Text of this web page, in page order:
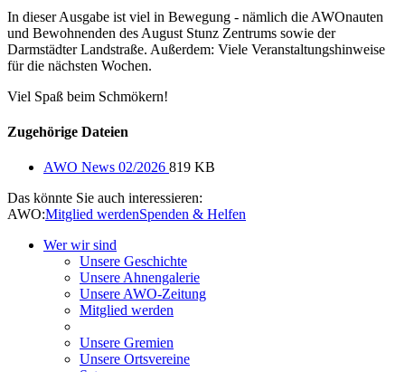
In dieser Ausgabe ist viel in Bewegung - nämlich die AWOnauten
und Bewohnenden des August Stunz Zentrums sowie der
Darmstädter Landstraße. Außerdem: Viele Veranstaltungshinweise
für die nächsten Wochen.
Viel Spaß beim Schmökern!
Zugehörige Dateien
AWO News 02/2026 819 KB
Das könnte Sie auch interessieren:
AWO:Mitglied werdenSpenden & Helfen
Wer wir sind
Unsere Geschichte
Unsere Ahnengalerie
Unsere AWO-Zeitung
Mitglied werden
Unsere Gremien
Unsere Ortsvereine